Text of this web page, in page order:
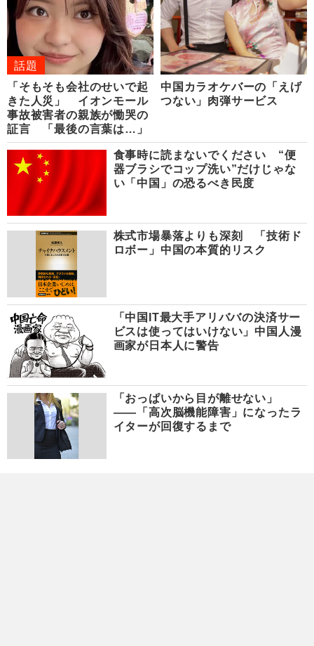
話題
「そもそも会社のせいで起
きた人災」 イオンモール
事故被害者の親族が慟哭の
証言 「最後の言葉は…」
中国カラオケバーの「えげ
つない」肉弾サービス
食事時に読まないでください “便
器ブラシでコップ洗い”だけじゃな
い「中国」の恐るべき民度
株式市場暴落よりも深刻 「技術ド
ロボー」中国の本質的リスク
「中国IT最大手アリババの決済サー
ビスは使ってはいけない」中国人漫
画家が日本人に警告
「おっぱいから目が離せない」
――「高次脳機能障害」になったラ
イターが回復するまで